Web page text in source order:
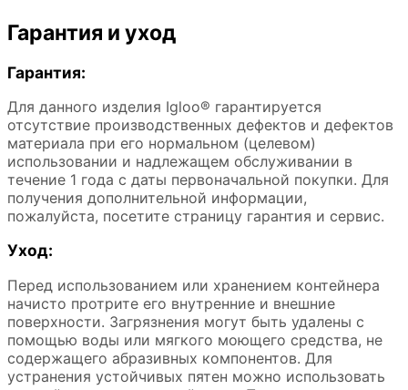
Гарантия и уход
Гарантия:
Для данного изделия Igloo® гарантируется
отсутствие производственных дефектов и дефектов
материала при его нормальном (целевом)
использовании и надлежащем обслуживании в
течение 1 года с даты первоначальной покупки. Для
получения дополнительной информации,
пожалуйста, посетите страницу гарантия и сервис.
Уход:
Перед использованием или хранением контейнера
начисто протрите его внутренние и внешние
поверхности. Загрязнения могут быть удалены с
помощью воды или мягкого моющего средства, не
содержащего абразивных компонентов. Для
устранения устойчивых пятен можно использовать